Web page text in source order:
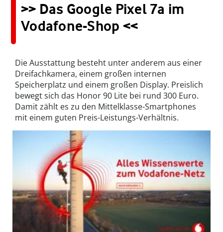
>> Das Google Pixel 7a im
Vodafone-Shop <<
Die Ausstattung besteht unter anderem aus einer
Dreifachkamera, einem großen internen
Speicherplatz und einem großen Display. Preislich
bewegt sich das Honor 90 Lite bei rund 300 Euro.
Damit zählt es zu den Mittelklasse-Smartphones
mit einem guten Preis-Leistungs-Verhältnis.